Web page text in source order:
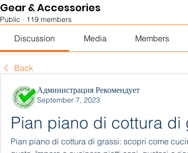
Gear & Accessories
Public · 119 members
Discussion Media Members
Back
Администрация Рекомендует
September 7, 2023
Pian piano di cottura di
Pian piano di cottura di grassi: scopri come